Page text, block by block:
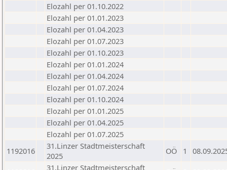
Elozahl per 01.10.2022
Elozahl per 01.01.2023
Elozahl per 01.04.2023
Elozahl per 01.07.2023
Elozahl per 01.10.2023
Elozahl per 01.01.2024
Elozahl per 01.04.2024
Elozahl per 01.07.2024
Elozahl per 01.10.2024
Elozahl per 01.01.2025
Elozahl per 01.04.2025
Elozahl per 01.07.2025
1192016
31.Linzer Stadtmeisterschaft
2025
OÖ 1
31.Linzer Stadtmeisterschaft